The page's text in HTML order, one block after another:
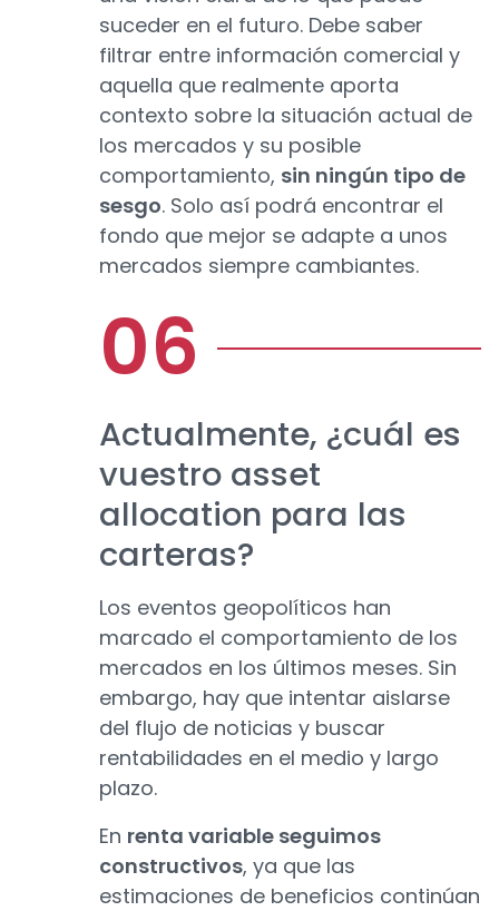
suceder en el futuro. Debe saber
filtrar entre información comercial y
aquella que realmente aporta
contexto sobre la situación actual de
los mercados y su posible
comportamiento, sin ningún tipo de
sesgo. Solo así podrá encontrar el
fondo que mejor se adapte a unos
mercados siempre cambiantes.
Actualmente, ¿cuál es
vuestro asset
allocation para las
carteras?
Los eventos geopolíticos han
marcado el comportamiento de los
mercados en los últimos meses. Sin
embargo, hay que intentar aislarse
del flujo de noticias y buscar
rentabilidades en el medio y largo
plazo.
En renta variable seguimos
constructivos, ya que las
estimaciones de beneficios continúan